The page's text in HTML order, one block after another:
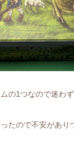
の1つなので迷わず
たので不安があり